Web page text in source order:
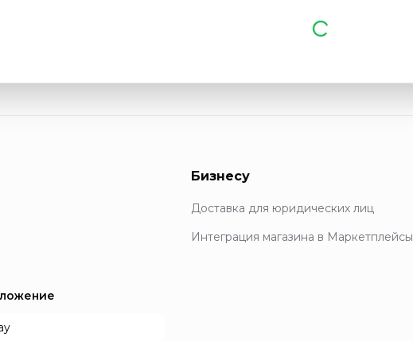
Бизнесу
Доставка для юридических лиц
Интеграция магазина в Маркетплейсы